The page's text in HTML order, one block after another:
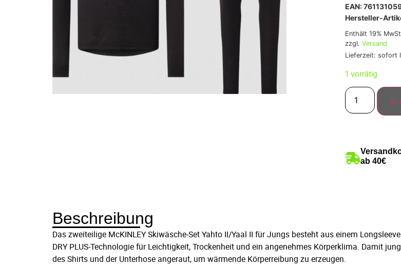
EAN:
Hersteller-
Enthält 19%
zzgl. Versand
Lieferzeit: sofort
1 vorrätig
In
ab 40€
Beschreibung
Das zweiteilige McKINLEY Skiwäsche-Set Yahto II/Yaal II für Jungs besteht aus einem
DRY PLUS-Technologie für Leichtigkeit, Trockenheit und ein angenehmes Körperklima. Damit
des Shirts und der Unterhose angeraut, um wärmende Körperreibung zu erzeugen.